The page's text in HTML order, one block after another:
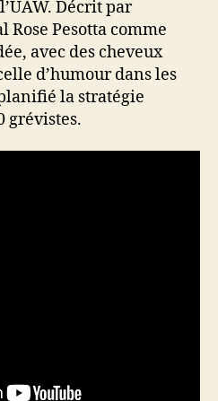
Décrit par
Rose Pesotta comme
avec des cheveux
d’humour dans les
la stratégie
grévistes.